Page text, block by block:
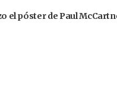
el póster de Paul